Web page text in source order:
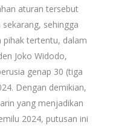
aturan tersebut
sehingga
pihak tertentu, dalam
Joko Widodo,
genap 30 (tiga
Dengan demikian,
yang menjadikan
2024, putusan ini